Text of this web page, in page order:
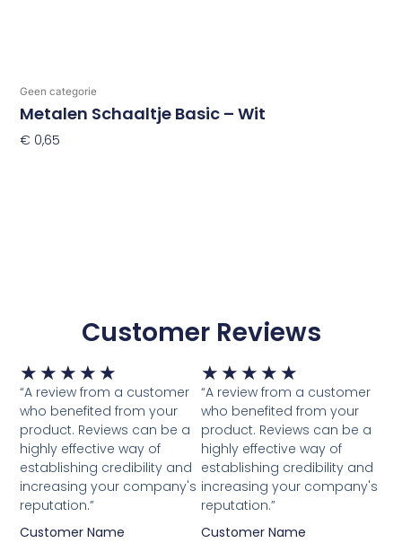
Geen categorie
Metalen Schaaltje Basic – Wit
€ 0,65
Customer Reviews
★ ★ ★ ★ ★ Waardering
5
van
5
“A review from a customer
who benefited from your
product. Reviews can be a
highly effective way of
establishing credibility and
increasing your company's
reputation.”
Customer Name
★ ★ ★ ★ ★
5
van
5
“A review from a customer
who benefited from your
product. Reviews can be a
highly effective way of
establishing credibility and
increasing your company's
reputation.”
Customer Name